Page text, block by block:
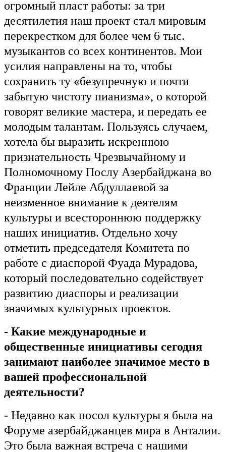
огромный пласт работы: за три
десятилетия наш проект стал мировым
перекрестком для более чем 6 тыс.
музыкантов со всех континентов. Мои
усилия направлены на то, чтобы
сохранить ту «безупречную и почти
забытую чистоту пианизма», о которой
говорят великие мастера, и передать ее
молодым талантам. Пользуясь случаем,
хотела бы выразить искреннюю
признательность Чрезвычайному и
Полномочному Послу Азербайджана во
Франции Лейле Абдуллаевой за
неизменное внимание к деятелям
культуры и всестороннюю поддержку
наших инициатив. Отдельно хочу
отметить председателя Комитета по
работе с диаспорой Фуада Мурадова,
который последовательно содействует
развитию диаспоры и реализации
значимых культурных проектов.
- Какие международные и
общественные инициативы сегодня
занимают наиболее значимое место в
вашей профессиональной
деятельности?
- Недавно как посол культуры я была на
Форуме азербайджанцев мира в Анталии.
Это была важная встреча с нашими